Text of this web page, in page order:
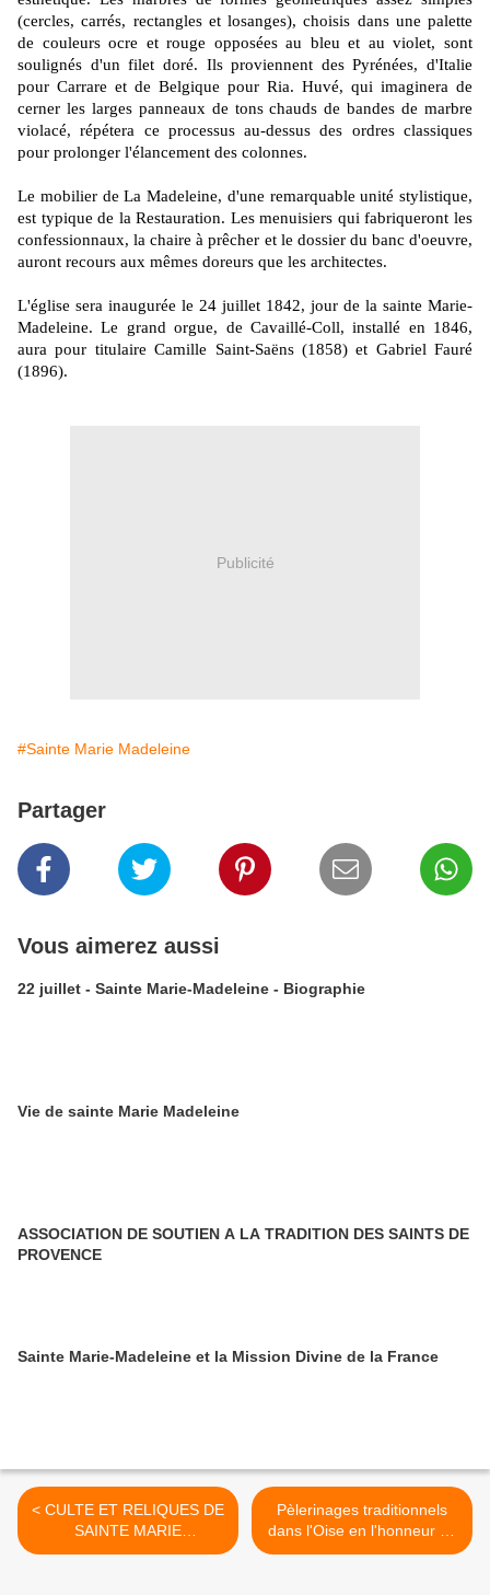
(cercles, carrés, rectangles et losanges), choisis dans une palette
de couleurs ocre et rouge opposées au bleu et au violet, sont
soulignés d'un filet doré. Ils proviennent des Pyrénées, d'Italie
pour Carrare et de Belgique pour Ria. Huvé, qui imaginera de
cerner les larges panneaux de tons chauds de bandes de marbre
violacé, répétera ce processus au-dessus des ordres classiques
pour prolonger l'élancement des colonnes.
Le mobilier de La Madeleine, d'une remarquable unité stylistique,
est typique de la Restauration. Les menuisiers qui fabriqueront les
confessionnaux, la chaire à prêcher et le dossier du banc d'oeuvre,
auront recours aux mêmes doreurs que les architectes.
L'église sera inaugurée le 24 juillet 1842, jour de la sainte Marie-
Madeleine. Le grand orgue, de Cavaillé-Coll, installé en 1846,
aura pour titulaire Camille Saint-Saëns (1858) et Gabriel Fauré
(1896).
Publicité
#Sainte Marie Madeleine
Partager
Vous aimerez aussi
22 juillet - Sainte Marie-Madeleine - Biographie
Vie de sainte Marie Madeleine
ASSOCIATION DE SOUTIEN A LA TRADITION DES SAINTS DE
PROVENCE
Sainte Marie-Madeleine et la Mission Divine de la France
< CULTE ET RELIQUES DE
SAINTE MARIE
MADELEINE
Pèlerinages traditionnels
dans l'Oise en l'honneur de
Sainte Marie Madeleine >